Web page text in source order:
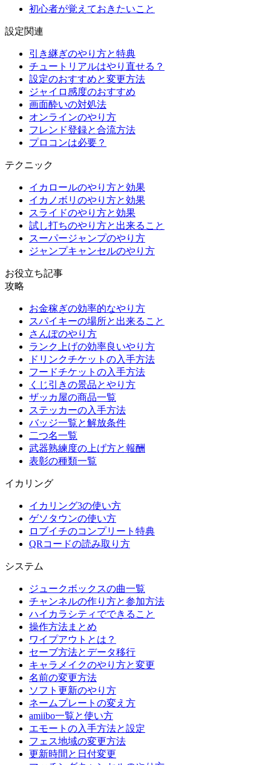
初心者が覚えておきたいこと
設定関連
引き継ぎのやり方と特典
チュートリアルはやり直せる？
設定のおすすめと変更方法
ジャイロ感度のおすすめ
画面酔いの対処法
オンラインのやり方
フレンド登録と合流方法
プロコンは必要？
テクニック
イカロールのやり方と効果
イカノボリのやり方と効果
スライドのやり方と効果
試し打ちのやり方と出来ること
スーパージャンプのやり方
ジャンプキャンセルのやり方
お役立ち記事
攻略
お金稼ぎの効率的なやり方
スパイキーの場所と出来ること
さんぽのやり方
ランク上げの効率良いやり方
ドリンクチケットの入手方法
フードチケットの入手方法
くじ引きの景品とやり方
ザッカ屋の商品一覧
ステッカーの入手方法
バッジ一覧と解放条件
二つ名一覧
武器熟練度の上げ方と報酬
表彰の種類一覧
イカリング
イカリング3の使い方
ゲソタウンの使い方
ロブイチのコンプリート特典
QRコードの読み取り方
システム
ジュークボックスの曲一覧
チャンネルの作り方と参加方法
ハイカラシティでできること
操作方法まとめ
ワイプアウトとは？
セーブ方法とデータ移行
キャラメイクのやり方と変更
名前の変更方法
ソフト更新のやり方
ネームプレートの変え方
amiibo一覧と使い方
エモートの入手方法と設定
フェス地域の変更方法
更新時間と日付変更